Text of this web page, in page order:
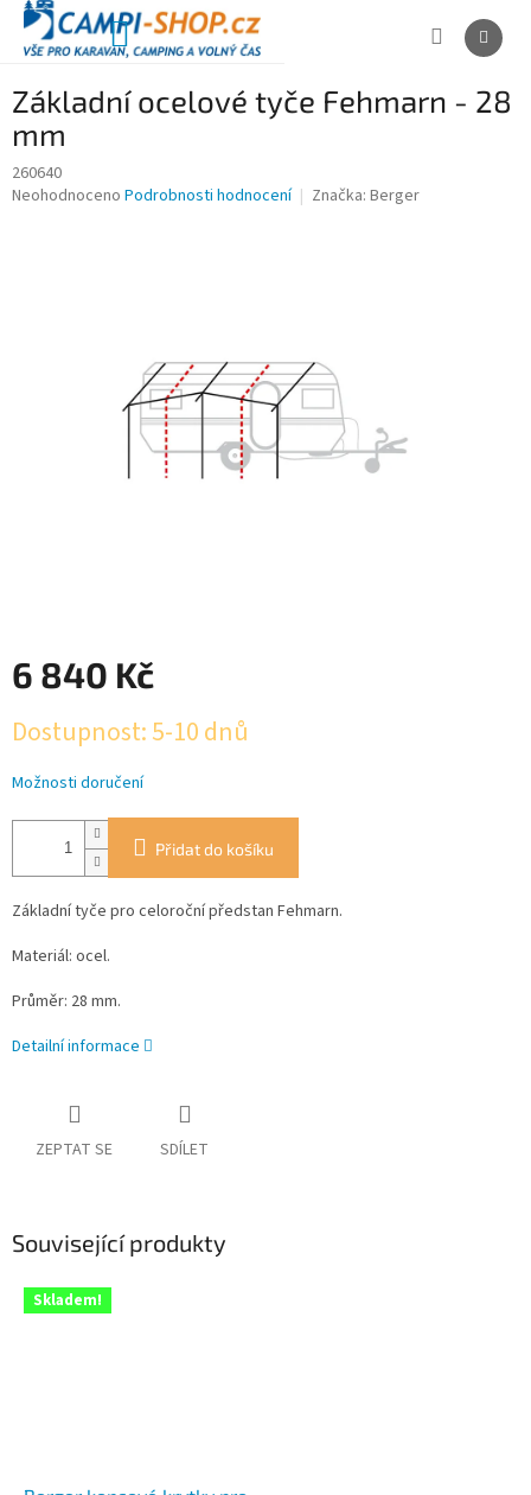
Přejít
obsah
NÁKUPNÍ
Základní ocelové tyče Fehmarn - 28
mm
260640
Průměrné
Neohodnoceno Podrobnosti hodnocení Značka: Berger
6 840 Kč
cena:
Dostupnost: 5-10 dnů
Možnosti doručení
Přidat do košíku
Základní tyče pro celoroční předstan Fehmarn.
Materiál: ocel.
Průměr: 28 mm.
Detailní informace
ZEPTAT SE SDÍLET
Související produkty
Skladem!